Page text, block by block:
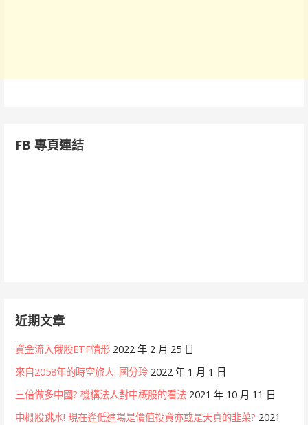
FB 專頁連結
近期文章
資金流入俄股ETF情形 2022 年 2 月 25 日
來自2058年的時空旅人: 國分玲 2022 年 1 月 1 日
三倍做多中國? 機構法人對中概股的看法 2021 年 10 月 11 日
中概股跳水! 現在逢低進場是價值投資亦或是天真的韭菜? 2021